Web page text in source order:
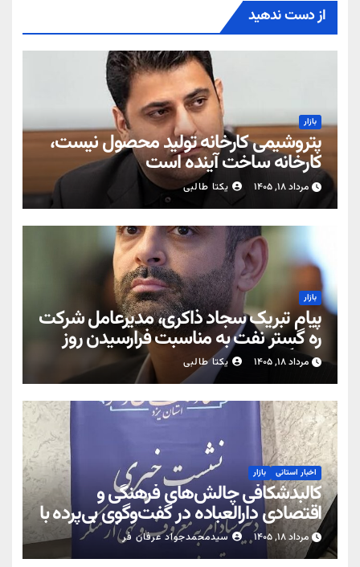
از دست ندهید
بازار
پتروشیمی کارخانه تولید محصول نیست،
کارخانه ساخت آینده است
مرداد ۱۸, ۱۴۰۵ یکتا طالبی
بازار
پیام تبریک سجاد ذاکری، مدیرعامل شرکت
ره‌ گستر نفت به مناسبت فرارسیدن روز
خبرنگار
مرداد ۱۸, ۱۴۰۵ یکتا طالبی
اخبار استانی بازار
کالبدشکافی چالش‌های فرهنگی و
اقتصادی دارالعباده در گفت‌وگوی بی‌پرده با
رسانه‌ها؛ خط‌کشی میان قانون‌گرایی و
برخورد سلیقه‌ای؛ تبیین کارکرد ستاد امر به
مرداد ۱۸, ۱۴۰۵ سیدمحمدجواد عرفان فر